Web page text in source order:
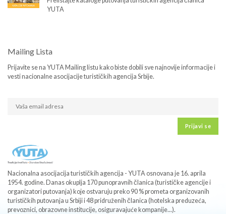
YUTA
Mailing Lista
Prijavite se na YUTA Mailing listu kako biste dobili sve najnovije informacije i
vesti nacionalne asocijacije turističkih agencija Srbije.
Prijavi se
Nacionalna asocijacija turističkih agencija - YUTA osnovana je 16. aprila
1954. godine. Danas okuplja 170 punopravnih članica (turističke agencije i
organizatori putovanja) koje ostvaruju preko 90 % prometa organizovanih
turističkih putovanja u Srbiji i 48 pridruženih članica (hotelska preduzeća,
prevoznici, obrazovne institucije, osiguravajuće kompanije...).